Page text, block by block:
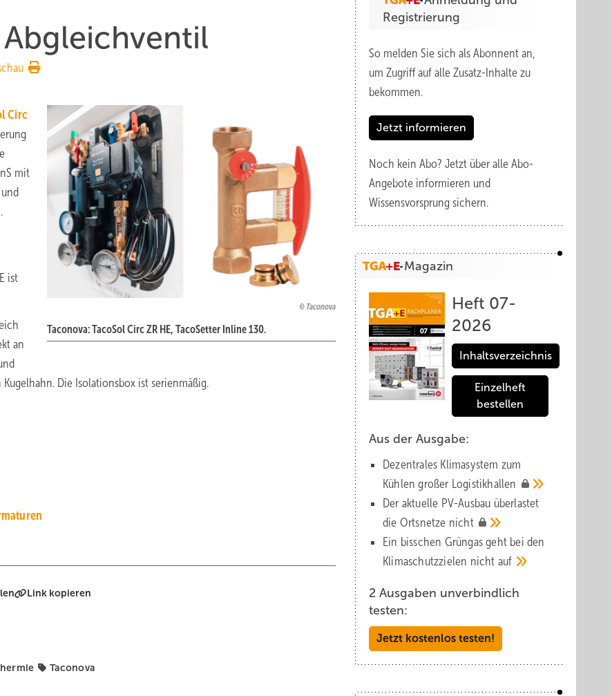
Taconova
Taconova: TacoSol Circ ZR HE, TacoSetter Inline 130.
Circ
mit
ist
an
Die Isolationsbox ist serienmäßig.
Link kopieren
Taconova
Registrierung
So melden Sie sich als Abonnent an,
um Zugriff auf alle Zusatz-Inhalte zu
bekommen.
Jetzt informieren
Noch kein Abo? Jetzt über alle Abo-
Angebote informieren und
Wissensvorsprung sichern.
Magazin
Heft 07-
2026
Inhaltsverzeichnis
Einzelheft
bestellen
Aus der Ausgabe:
Dezentrales Klimasystem zum
Kühlen großer Logistik­hallen
Der aktuelle PV-Ausbau über­lastet
die Orts­netze nicht
Ein bisschen Grüngas geht bei den
Klima­schutz­zielen nicht auf
2 Ausgaben unverbindlich
testen:
Jetzt kostenlos testen!